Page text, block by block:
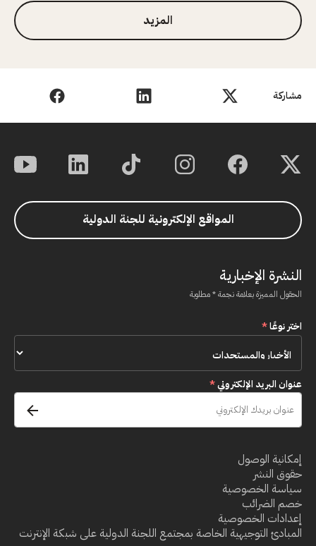
مشاركة
المزيد
المواقع الإلكترونية للجنة الدولية
النشرة الإخبارية
الحقول المميزة بعلامة نجمة * مطلوبة
اختر نوعًا*
عنوان البريد الإلكتروني*
إمكانية الوصول
حقوق النشر
سياسة الخصوصية
خصم الضرائب
إعدادات الخصوصية
المبادئ التوجيهية الخاصة بمجتمع اللجنة الدولية على شبكة الإنترنت